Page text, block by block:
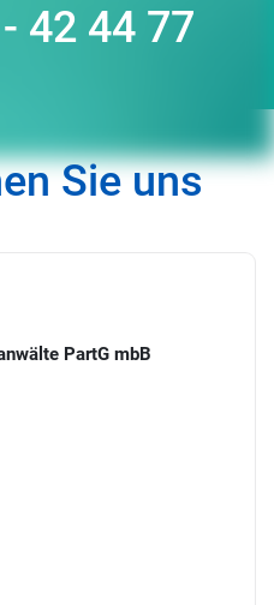
42 44 77
Sie uns
PartG mbB